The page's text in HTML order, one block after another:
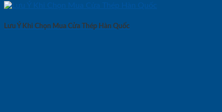
Lưu Ý Khi Chọn Mua Cửa Thép Hàn Quốc